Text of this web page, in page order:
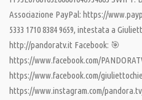
Associazione PayPal: https://
5333 1710 8384 9659, intestata a
http://pandoratv.it Facebook: 🎯
https://www.facebook.com/
https://www.facebook.com/
https://www.instagram.com/